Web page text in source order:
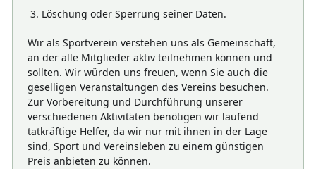
Löschung oder Sperrung seiner Daten.
Wir als Sportverein verstehen uns als Gemeinschaft,
an der alle Mitglieder aktiv teilnehmen können und
sollten. Wir würden uns freuen, wenn Sie auch die
geselligen Veranstaltungen des Vereins besuchen.
Zur Vorbereitung und Durchführung unserer
verschiedenen Aktivitäten benötigen wir laufend
tatkräftige Helfer, da wir nur mit ihnen in der Lage
sind, Sport und Vereinsleben zu einem günstigen
Preis anbieten zu können.